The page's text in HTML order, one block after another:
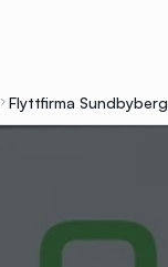
Flyttfirma Sundbyberg